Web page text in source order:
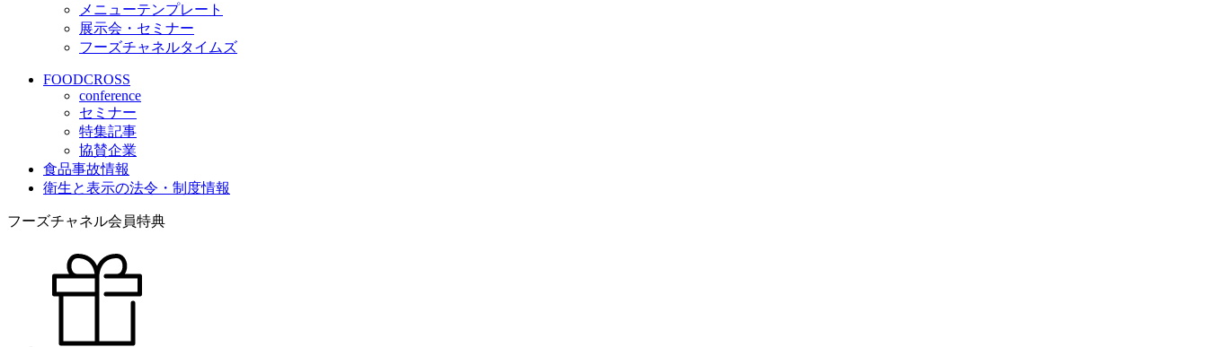
メニューテンプレート
展示会・セミナー
フーズチャネルタイムズ
FOODCROSS
conference
セミナー
特集記事
協賛企業
食品事故情報
衛生と表示の法令・制度情報
フーズチャネル会員特典